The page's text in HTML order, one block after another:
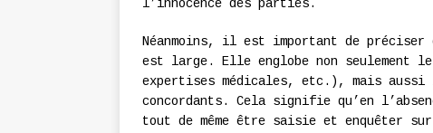
l’innocence des parties.
Néanmoins, il est important de préciser
est large. Elle englobe non seulement
expertises médicales, etc.), mais aussi
concordants. Cela signifie qu’en
tout de même être saisie et enquêter